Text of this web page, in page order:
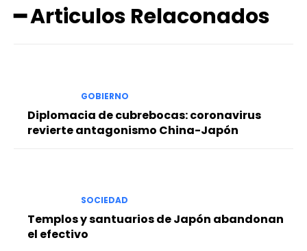
━ Articulos Relaconados
GOBIERNO
Diplomacia de cubrebocas: coronavirus
revierte antagonismo China-Japón
SOCIEDAD
Templos y santuarios de Japón abandonan
el efectivo